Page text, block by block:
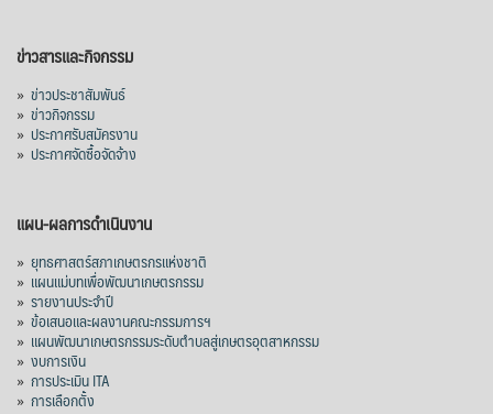
ข่าวสารและกิจกรรม
» ข่าวประชาสัมพันธ์
» ข่าวกิจกรรม
» ประกาศรับสมัครงาน
» ประกาศจัดซื้อจัดจ้าง
แผน-ผลการดำเนินงาน
» ยุทธศาสตร์สภาเกษตรกรแห่งชาติ
» แผนแม่บทเพื่อพัฒนาเกษตรกรรม
» รายงานประจำปี
» ข้อเสนอและผลงานคณะกรรมการฯ
» แผนพัฒนาเกษตรกรรมระดับตำบลสู่เกษตรอุตสาหกรรม
» งบการเงิน
» การประเมิน ITA
» การเลือกตั้ง